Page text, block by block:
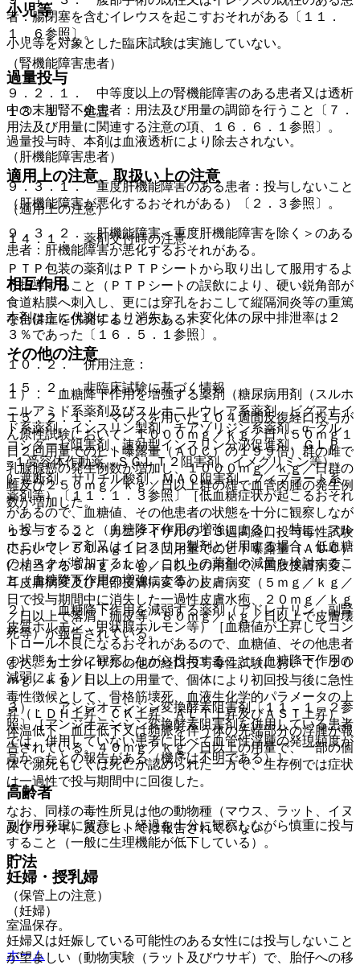
小児等
小児等を対象とした臨床試験は実施していない。
過量投与
１３．１． 処置
過量投与時、本剤は血液透析により除去されない。
適用上の注意、取扱い上の注意
（適用上の注意）
１４．１． 薬剤交付時の注意
ＰＴＰ包装の薬剤はＰＴＰシートから取り出して服用するよ
う指導すること（ＰＴＰシートの誤飲により、硬い鋭角部が
食道粘膜へ刺入し、更には穿孔をおこして縦隔洞炎等の重篤
な合併症を併発することがある）。
その他の注意
１５．２． 非臨床試験に基づく情報
１５．２．１． マウスを用いた１０４週間反復経口投与が
ん原性試験において、１０００ｍｇ／ｋｇ／日（５０ｍｇ１
日２回用量でのヒト曝露量（ＡＵＣ）の１９９倍）群の雌で
乳腺腺癌の発生例数が増加し、１０００ｍｇ／ｋｇ／日群の
雌及び２５０ｍｇ／ｋｇ／日以上群の雄で血管肉腫の発生例
数が増加した。
１５．２．２． カニクイザルの１３週間経口投与毒性試験
において、５０ｍｇ１日２回用量でのヒト曝露量（ＡＵＣ）
に相当する５ｍｇ／ｋｇ／日以上の用量で、四肢皮膚病変、
耳皮膚病変及び尾部皮膚病変等の皮膚病変（５ｍｇ／ｋｇ／
日で投与期間中に消失した一過性皮膚水疱、２０ｍｇ／ｋｇ
／日以上で落屑、痂皮等、８０ｍｇ／ｋｇ／日以上で皮膚壊
死等）が報告されている。
また、カニクイザルの他の経口投与毒性試験において、２０
ｍｇ／ｋｇ／日以上の用量で、個体により初回投与後に急性
毒性徴候として、骨格筋壊死、血液生化学的パラメータの上
昇（ＬＤＨ上昇、ＣＫ上昇、ＡＬＴ上昇及びＡＳＴ上昇）、
体温低下、血圧低下又は頻脈を伴う体の先端部分の浮腫が報
告されている。４０ｍｇ／ｋｇ／日以上の用量で、一部の個
体で瀕死もしくは死亡が認められた一方で、生存例では症状
は一過性で投与期間中に回復した。
なお、同様の毒性所見は他の動物種（マウス、ラット、イヌ
及びウサギ）及びヒトでは報告されていない。
貯法
（保管上の注意）
室温保存。
ホーム
者：腸閉塞を含むイレウスを起こすおそれがある〔１１．
１．６参照〕。
（腎機能障害患者）
９．２．１． 中等度以上の腎機能障害のある患者又は透析
中の末期腎不全患者：用法及び用量の調節を行うこと〔７．
用法及び用量に関連する注意の項、１６．６．１参照〕。
（肝機能障害患者）
９．３．１． 重度肝機能障害のある患者：投与しないこと
（肝機能障害が悪化するおそれがある）〔２．３参照〕。
９．３．２． 肝機能障害＜重度肝機能障害を除く＞のある
患者：肝機能障害が悪化するおそれがある。
相互作用
本剤は主に代謝により消失し、未変化体の尿中排泄率は２
３％であった〔１６．５．１参照〕。
１０．２． 併用注意：
１）． 血糖降下作用を増強する薬剤（糖尿病用剤（スルホ
ニルアミド系薬剤及びスルホニルウレア系薬剤、ビグアナイ
ド系薬剤、インスリン製剤、チアゾリジン系薬剤、α−グル
コシダーゼ阻害剤、速効型インスリン分泌促進剤、ＧＬＰ
−１受容体作動薬、ＳＧＬＴ２阻害剤、イメグリミン等）、
β−遮断剤、サリチル酸剤、ＭＡＯ阻害剤、フィブラート系
薬剤等）〔１１．１．３参照〕［低血糖症状が起こるおそれ
があるので、血糖値、その他患者の状態を十分に観察しなが
ら投与すること（血糖降下作用の増強による）。特に、スル
ホニルウレア剤又はインスリン製剤と併用する場合、低血糖
のリスクが増加するため、これらの薬剤の減量を検討するこ
と（血糖降下作用の増強による）］。
２）． 血糖降下作用を減弱する薬剤（アドレナリン、副腎
皮質ホルモン、甲状腺ホルモン等）［血糖値が上昇してコン
トロール不良になるおそれがあるので、血糖値、その他患者
の状態を十分に観察しながら投与すること（血糖降下作用の
減弱による）］。
３）． アンジオテンシン変換酵素阻害剤〔１１．１．２参
照〕［アンジオテンシン変換酵素阻害剤を併用している患者
では、併用していない患者に比べて血管性浮腫の発現頻度が
高かったとの報告がある（機序は不明である）］。
高齢者
副作用発現に留意し、経過を十分に観察しながら慎重に投与
すること（一般に生理機能が低下している）。
妊婦・授乳婦
（妊婦）
妊婦又は妊娠している可能性のある女性には投与しないこと
が望ましい（動物実験（ラット及びウサギ）で、胎仔への移